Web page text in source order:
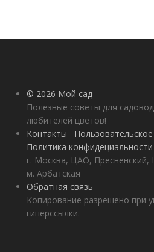
© 2026 Мой сад
Полезные советы для
любителей цветов!
Контакты
Политика конфидециальности
г. Москва, ЦАО, Пресненский,
м. Арбатская
Обратная связь
Копирование разрешено при
гиперссылки.